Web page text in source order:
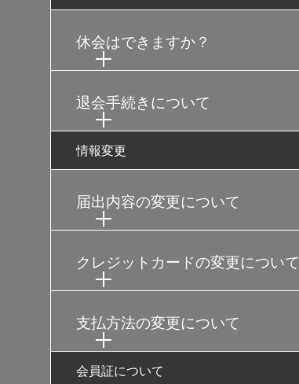
休会はできますか？
退会手続きについて
情報変更
届出内容の変更について
クレジットカードの変更について
支払方法の変更について
会員証について